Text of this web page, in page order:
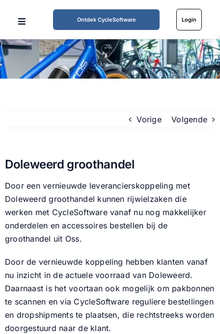
Ontdek CycleSoftware Login
Toggle
Home
Mogelijkheden
Partners
Nieuws
Contact
Vorige Volgende
Doleweerd groothandel
Door een vernieuwde leverancierskoppeling met
Doleweerd groothandel kunnen rijwielzaken die
werken met CycleSoftware vanaf nu nog makkelijker
onderdelen en accessoires bestellen bij de
groothandel uit Oss.
Door de vernieuwde koppeling hebben klanten vanaf
nu inzicht in de actuele voorraad van Doleweerd.
Daarnaast is het voortaan ook mogelijk om pakbonnen
te scannen en via CycleSoftware reguliere bestellingen
en dropshipments te plaatsen, die rechtstreeks worden
doorgestuurd naar de klant.